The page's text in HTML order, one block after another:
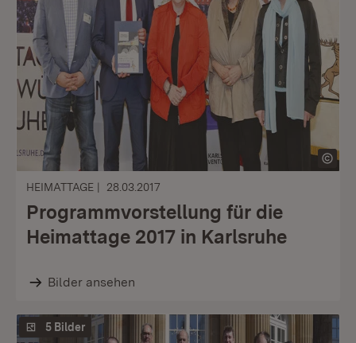
HEIMATTAGE 28.03.2017
Programmvorstellung für die
Heimattage 2017 in Karlsruhe
Bilder ansehen
5 Bilder